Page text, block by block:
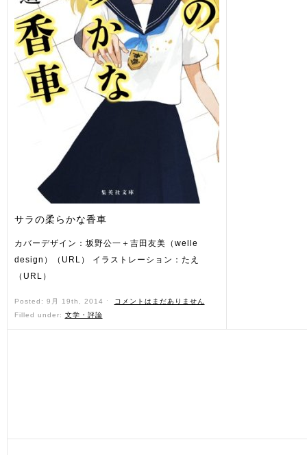
サラの柔らかな香車
カバーデザイン：坂野公一＋吉田友美（welle
design）（URL） イラストレーション：たえ
（URL）
Posted: 9月 19th, 2014 ˑ
コメントはまだありません
Filled under: 文学・評論